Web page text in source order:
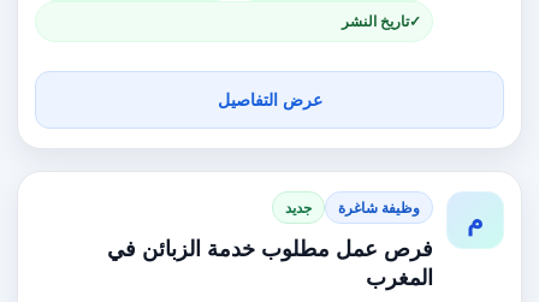
تاريخ النشر
عرض التفاصيل
م وظيفة شاغرة جديد
فرص عمل مطلوب خدمة الزبائن في
المغرب